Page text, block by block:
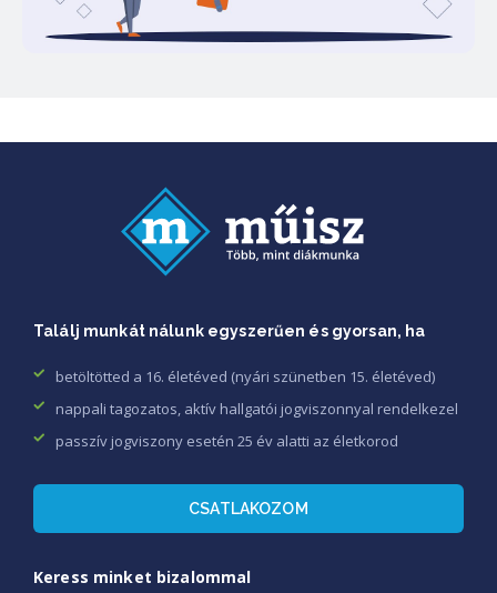
Találj munkát nálunk egyszerűen és gyorsan, ha
betöltötted a 16. életéved (nyári szünetben 15. életéved)
nappali tagozatos, aktív hallgatói jogviszonnyal rendelkezel
passzív jogviszony esetén 25 év alatti az életkorod
CSATLAKOZOM
Keress minket bizalommal